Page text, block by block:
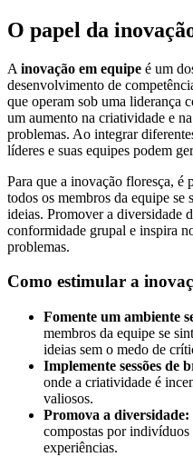
O papel da
A inovação em equipe é um
desenvolvimento de
que operam sob uma liderança
um aumento na criatividade e
problemas. Ao integrar
líderes e suas equipes podem
Para que a inovação floresça, é
todos os membros da equipe se
ideias. Promover a diversidade
conformidade grupal e inspira
problemas.
Como estimular a
Fomente um ambiente
membros da equipe se
ideias sem o medo de
Implemente sessões de
onde a criatividade é
valiosos.
Promova a diversidade:
compostas por
experiências.